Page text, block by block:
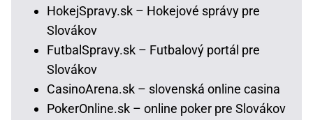
HokejSpravy.sk – Hokejové správy pre
Slovákov
FutbalSpravy.sk – Futbalový portál pre
Slovákov
CasinoArena.sk – slovenská online casina
PokerOnline.sk – online poker pre Slovákov